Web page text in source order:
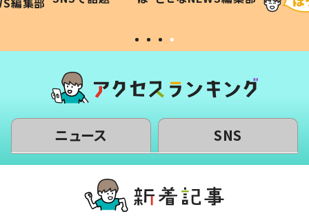
#令和の子
い」
ニュース SNS